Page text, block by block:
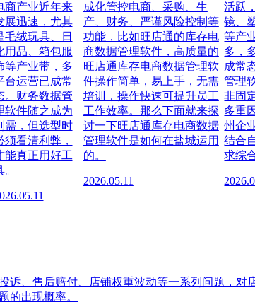
商产业近年来
展迅速，尤其
毛绒玩具、日
用品、箱包服
等产业带，多
台运营已成常
。财务数据管
软件随之成为
需，但选型时
须看清利弊，
能真正用好工
成化管控电商、采购、生
产、财务、严谨风险控制等
功能，比如旺店通的库存电
商数据管理软件，高质量的
旺店通库存电商数据管理软
件操作简单，易上手，无需
培训，操作快速可提升员工
工作效率。那么下面就来探
讨一下旺店通库存电商数据
管理软件是如何在盐城运用
的。
2026.05.11
活跃
镜、
等产
多，
成常
管理
非固
多重
州企
结合
求综
诉、售后赔付、店铺权重波动等一系列问题，
的出现概率。